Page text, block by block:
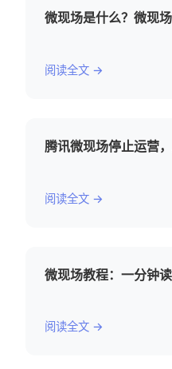
微现场是什么？微现场
阅读全文 →
腾讯微现场停止运营
阅读全文 →
微现场教程：一分钟
阅读全文 →